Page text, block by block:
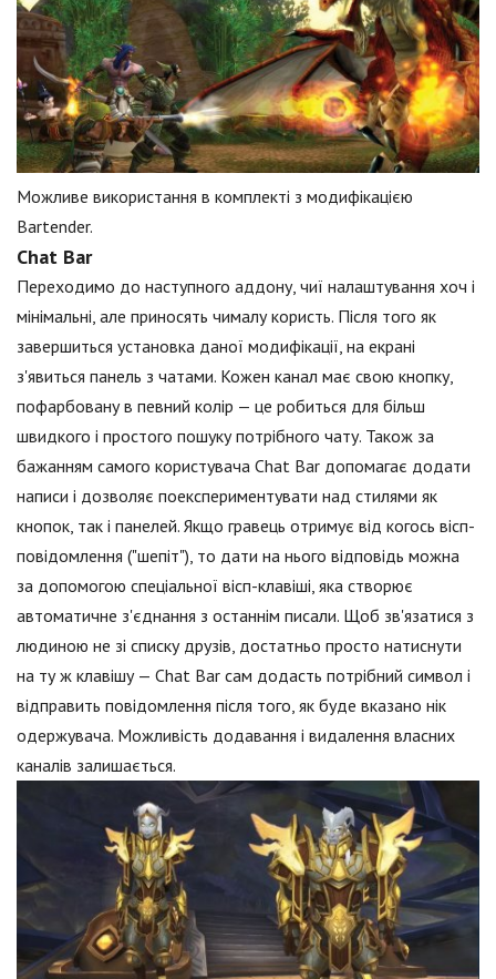
Можливе використання в комплекті з модифікацією
Bartender.
Chat Bar
Переходимо до наступного аддону, чиї налаштування хоч і
мінімальні, але приносять чималу користь. Після того як
завершиться установка даної модифікації, на екрані
з'явиться панель з чатами. Кожен канал має свою кнопку,
пофарбовану в певний колір — це робиться для більш
швидкого і простого пошуку потрібного чату. Також за
бажанням самого користувача Chat Bar допомагає додати
написи і дозволяє поекспериментувати над стилями як
кнопок, так і панелей. Якщо гравець отримує від когось вісп-
повідомлення ("шепіт"), то дати на нього відповідь можна
за допомогою спеціальної вісп-клавіші, яка створює
автоматичне з'єднання з останнім писали. Щоб зв'язатися з
людиною не зі списку друзів, достатньо просто натиснути
на ту ж клавішу — Chat Bar сам додасть потрібний символ і
відправить повідомлення після того, як буде вказано нік
одержувача. Можливість додавання і видалення власних
каналів залишається.